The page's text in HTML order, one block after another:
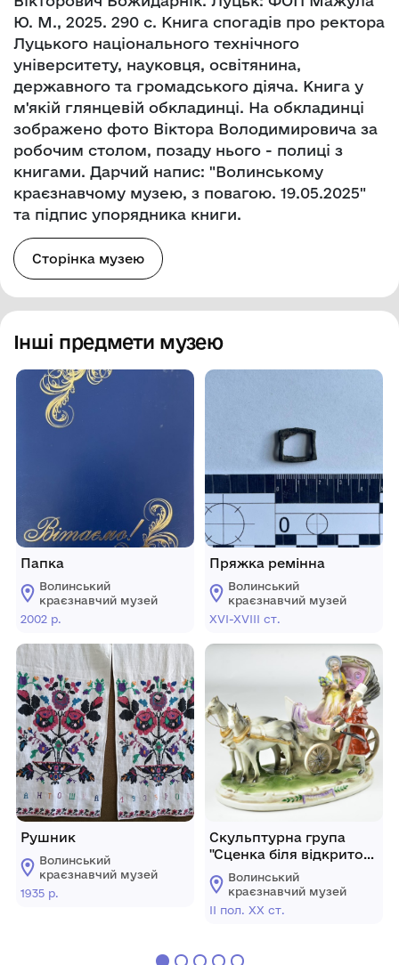
Ю. М., 2025. 290 с. Книга спогадів про ректора
Луцького національного технічного
університету, науковця, освітянина,
державного та громадського діяча. Книга у
м'якій глянцевій обкладинці. На обкладинці
зображено фото Віктора Володимировича за
робочим столом, позаду нього - полиці з
книгами. Дарчий напис: "Волинському
краєзнавчому музею, з повагою. 19.05.2025"
та підпис упорядника книги.
Сторінка музею
Інші предмети музею
Папка
Волинський
краєзнавчий музей
2002 р.
Рушник
Волинський
краєзнавчий музей
1935 р.
Пряжка ремінна
Волинський
краєзнавчий музей
XVI-XVIII ст.
Скульптурна група
"Сценка біля відкритого
екіпажу".
Волинський
краєзнавчий музей
II пол. XX ст.